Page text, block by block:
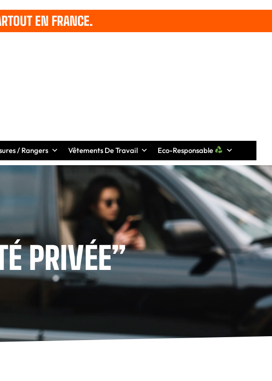
EN FRANCE.
/ Rangers Vêtements De Travail Eco-Responsable
PRIVÉE”